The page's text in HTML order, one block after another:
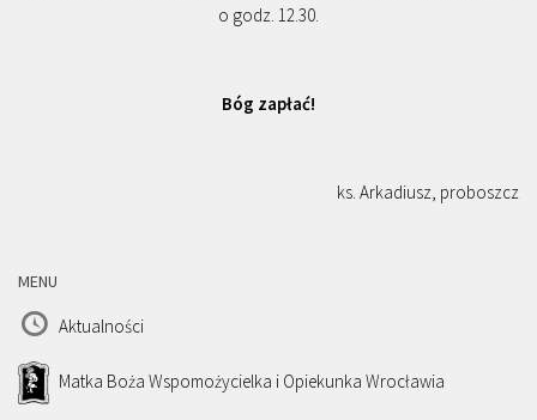
o godz. 12.30.
Bóg zapłać!
ks. Arkadiusz, proboszcz
MENU
Aktualności
Matka Boża Wspomożycielka i Opiekunka Wrocławia